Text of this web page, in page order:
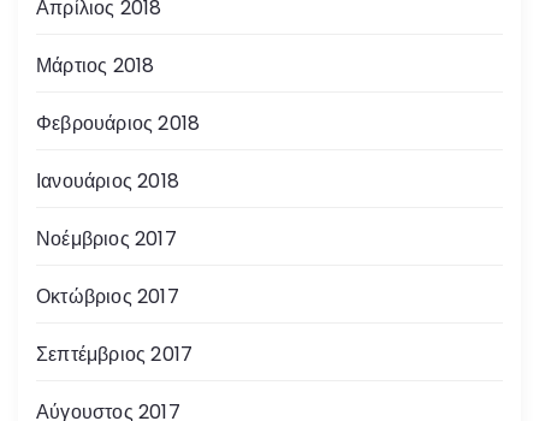
Απρίλιος 2018
Μάρτιος 2018
Φεβρουάριος 2018
Ιανουάριος 2018
Νοέμβριος 2017
Οκτώβριος 2017
Σεπτέμβριος 2017
Αύγουστος 2017